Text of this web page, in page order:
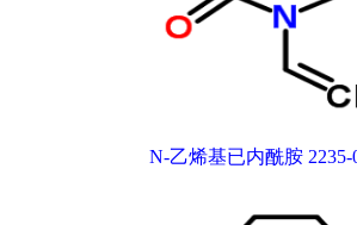
N-乙烯基已内酰胺 2235-